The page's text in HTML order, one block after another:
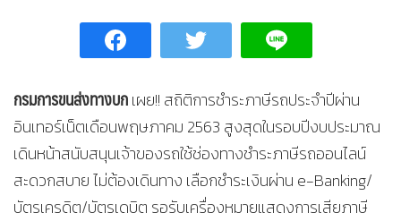
กรมการขนส่งทางบกเผย!! สถิติการชำระภาษีรถประจำปีผ่าน
อินเทอร์เน็ตเดือนพฤษภาคม 2563 สูงสุดในรอบปีงบประมาณ
เดินหน้าสนับสนุนเจ้าของรถใช้ช่องทางชำระภาษีรถออนไลน์
สะดวกสบาย ไม่ต้องเดินทาง เลือกชำระเงินผ่าน e-Banking/
บัตรเครดิต/บัตรเดบิต รอรับเครื่องหมายแสดงการเสียภาษี